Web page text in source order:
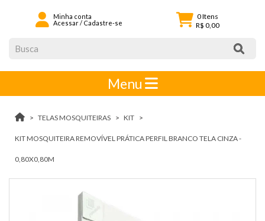
Minha conta
Acessar/ Cadastre-se
0Itens
R$ 0,00
Menu
TELAS MOSQUITEIRAS KIT
KIT MOSQUITEIRA REMOVÍVEL PRÁTICA PERFIL BRANCO TELA CINZA -
0,80X0,80M